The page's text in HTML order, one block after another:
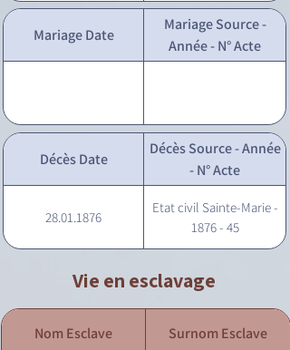
Mariage Date
Mariage Source -
Année - N° Acte
Décès Date
Décès Source - Année
- N° Acte
28.01.1876
Etat civil Sainte-Marie -
1876 - 45
Vie en esclavage
Nom Esclave Surnom Esclave